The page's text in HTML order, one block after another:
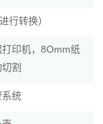
行转换）
印机，8Omm纸
割
系统